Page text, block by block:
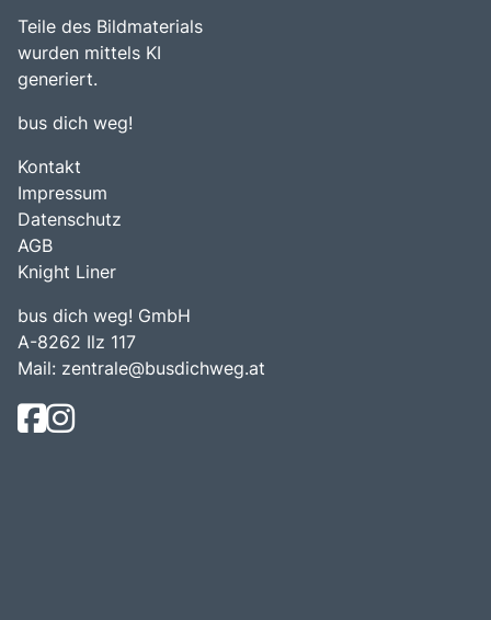
Teile des Bildmaterials
wurden mittels KI
generiert.
bus dich weg!
Kontakt
Impressum
Datenschutz
AGB
Knight Liner
bus dich weg! GmbH
A-8262 Ilz 117
Mail: zentrale@busdichweg.at